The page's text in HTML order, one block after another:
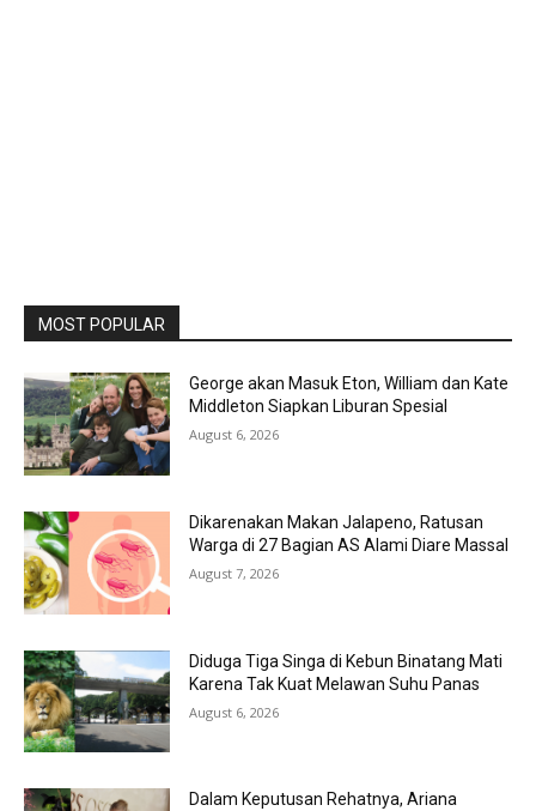
MOST POPULAR
George akan Masuk Eton, William dan Kate
Middleton Siapkan Liburan Spesial
August 6, 2026
Dikarenakan Makan Jalapeno, Ratusan
Warga di 27 Bagian AS Alami Diare Massal
August 7, 2026
Diduga Tiga Singa di Kebun Binatang Mati
Karena Tak Kuat Melawan Suhu Panas
August 6, 2026
Dalam Keputusan Rehatnya, Ariana